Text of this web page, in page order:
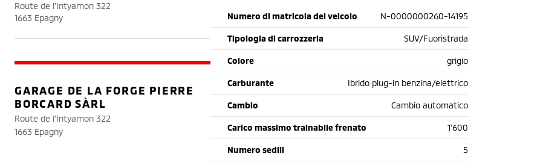
Numero di matricola del veicolo N-0000000260-14195
Tipologia di carrozzeria SUV/Fuoristrada
Colore grigio
Carburante Ibrido plug-in benzina/elettrico
Cambio Cambio automatico
Carico massimo trainabile frenato 1'600
Numero sedili 5
Route de l'Intyamon 322
1663 Epagny
GARAGE DE LA FORGE PIERRE
BORCARD SÀRL
Route de l'Intyamon 322
1663 Epagny